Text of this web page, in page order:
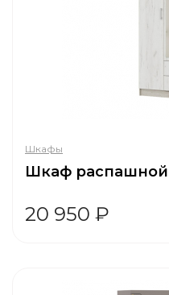
Шкафы
Шкаф
20 950 ₽